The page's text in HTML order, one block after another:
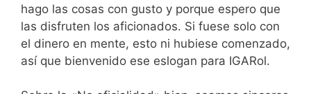
hago las cosas con gusto y porque espero que
las disfruten los aficionados. Si fuese solo con
el dinero en mente, esto ni hubiese comenzado,
así que bienvenido ese eslogan para IGARol.